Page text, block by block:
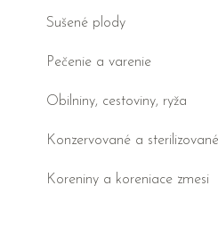
Sušené plody
Pečenie a varenie
Obilniny, cestoviny, ryža
Konzervované a
Koreniny a koreniace zmesi